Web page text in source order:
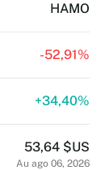
HAMO
-52,91%
+34,40%
53,64 $US
Au ago 06, 2026